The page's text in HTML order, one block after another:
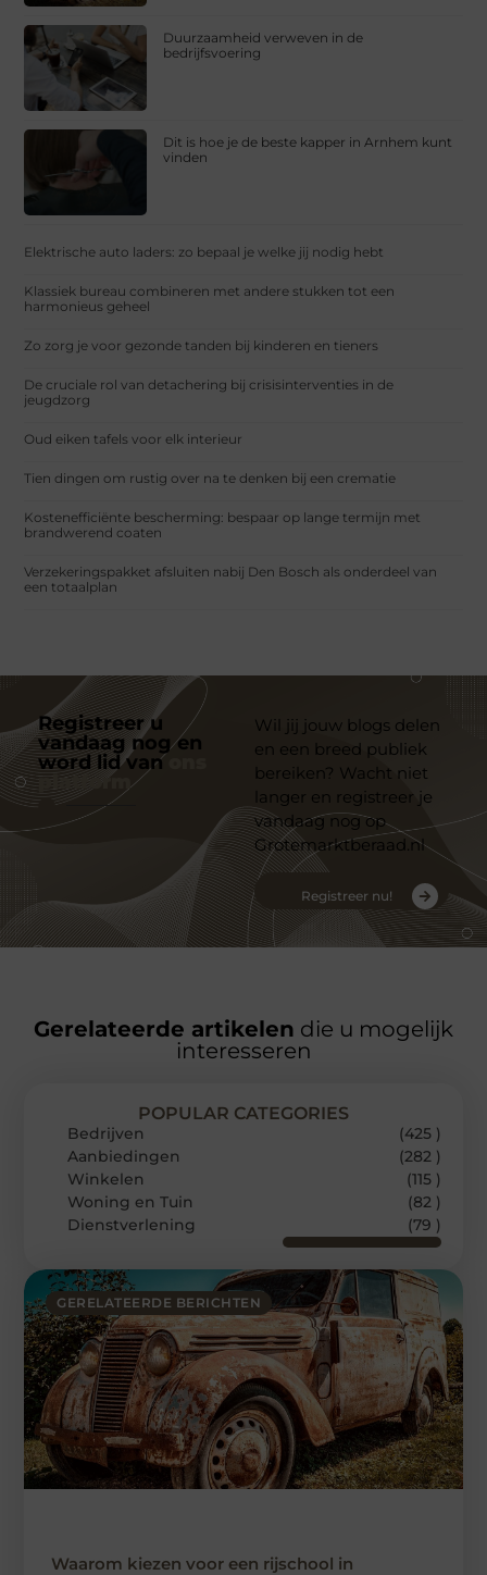
Duurzaamheid verweven in de
bedrijfsvoering
Dit is hoe je de beste kapper in Arnhem kunt
vinden
Elektrische auto laders: zo bepaal je welke jij nodig hebt
Klassiek bureau combineren met andere stukken tot een
harmonieus geheel
Zo zorg je voor gezonde tanden bij kinderen en tieners
De cruciale rol van detachering bij crisisinterventies in de
jeugdzorg
Oud eiken tafels voor elk interieur
Tien dingen om rustig over na te denken bij een crematie
Kostenefficiënte bescherming: bespaar op lange termijn met
brandwerend coaten
Verzekeringspakket afsluiten nabij Den Bosch als onderdeel van
een totaalplan
Registreer u
vandaag nog en
word lid van
platform
Wil jij jouw blogs delen
en een breed publiek
bereiken? Wacht niet
langer en registreer je
vandaag nog op
Grotemarktberaad.nl
Registreer nu!
Gerelateerde artikelen die u mogelijk
interesseren
GERELATEERDE BERICHTEN
Waarom kiezen voor een rijschool in
POPULAR CATEGORIES
Bedrijven
(425 )
Aanbiedingen
(282 )
Winkelen
(115 )
Woning en Tuin
(82 )
Dienstverlening
(79 )